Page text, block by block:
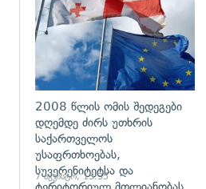
2008 წლის ომის შედეგები
დღემდე ძირს უთხრის
საქართველოს
უსაფრთხოებას,
სუვერენიტეტსა და
7 აგვისტო, 13:35